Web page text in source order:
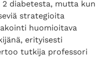
diabetesta, mutta kun
strategioita
huomioitava
erityisesti
tutkija professori